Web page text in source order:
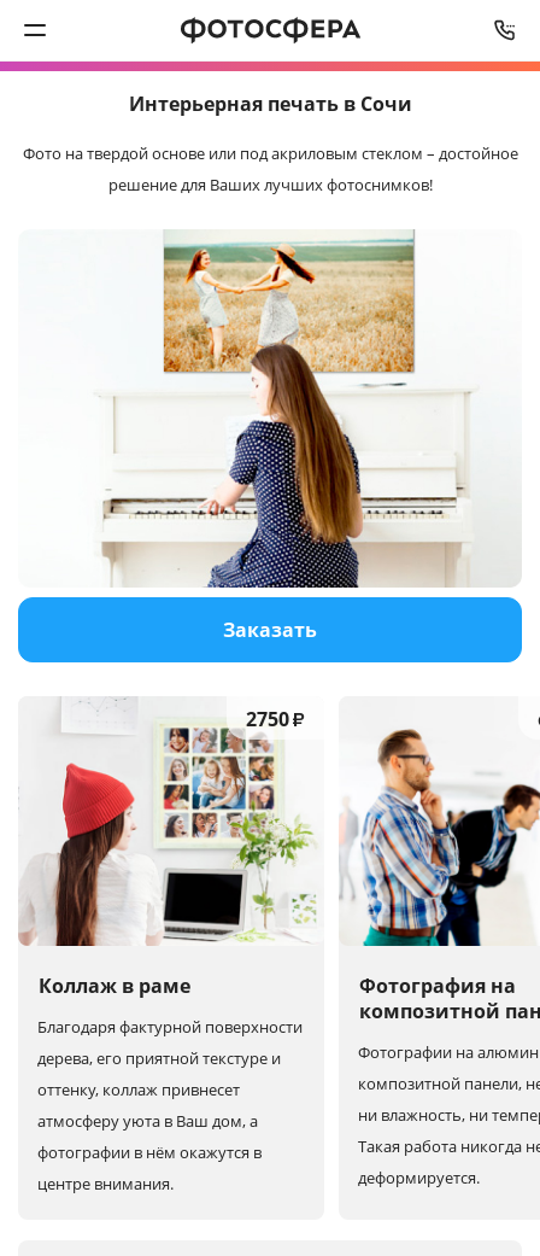
Интерьерная печать
Полиграфия
Услуги и сервис
Интерьерная печать в Сочи
Фото на твердой основе или под акриловым стеклом – достойное
решение для Ваших лучших фотоснимков!
Заказать
Коллаж в раме
2750₽
Благодаря фактурной поверхности
дерева, его приятной текстуре и
оттенку, коллаж привнесет
атмосферу уюта в Ваш дом, а
фотографии в нём окажутся в
центре внимания.
Фотография на
композитной
Фотографии на
композитной панели,
ни влажность, ни
Такая работа никогда
деформируется.